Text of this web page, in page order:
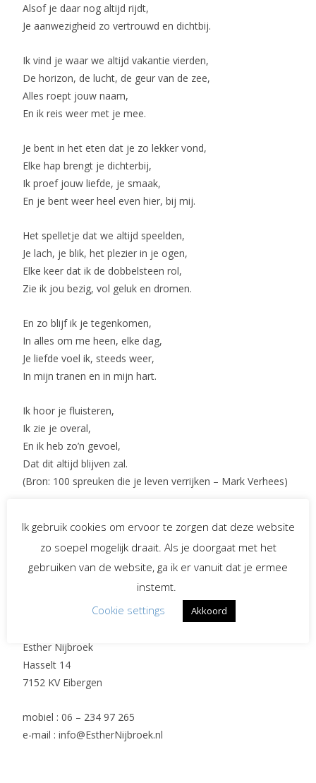
Alsof je daar nog altijd rijdt,
Je aanwezigheid zo vertrouwd en dichtbij.
Ik vind je waar we altijd vakantie vierden,
De horizon, de lucht, de geur van de zee,
Alles roept jouw naam,
En ik reis weer met je mee.
Je bent in het eten dat je zo lekker vond,
Elke hap brengt je dichterbij,
Ik proef jouw liefde, je smaak,
En je bent weer heel even hier, bij mij.
Het spelletje dat we altijd speelden,
Je lach, je blik, het plezier in je ogen,
Elke keer dat ik de dobbelsteen rol,
Zie ik jou bezig, vol geluk en dromen.
En zo blijf ik je tegenkomen,
In alles om me heen, elke dag,
Je liefde voel ik, steeds weer,
In mijn tranen en in mijn hart.
Ik hoor je fluisteren,
Ik zie je overal,
En ik heb zo’n gevoel,
Dat dit altijd blijven zal.
(Bron: 100 spreuken die je leven verrijken – Mark Verhees)
Post
navigation
←Valentijnsdag Je rouwt niet één keer→
Contact en adres
Esther Nijbroek
Hasselt 14
7152 KV Eibergen
mobiel : 06 – 234 97 265
e-mail : info@EstherNijbroek.nl
Ik gebruik cookies om ervoor te zorgen dat deze website
zo soepel mogelijk draait. Als je doorgaat met het
gebruiken van de website, ga ik er vanuit dat je ermee
instemt.
Cookie settings
Akkoord